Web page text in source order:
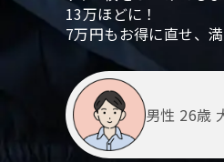
13万ほどに！
7万円もお得に直せ、
男性 26歳